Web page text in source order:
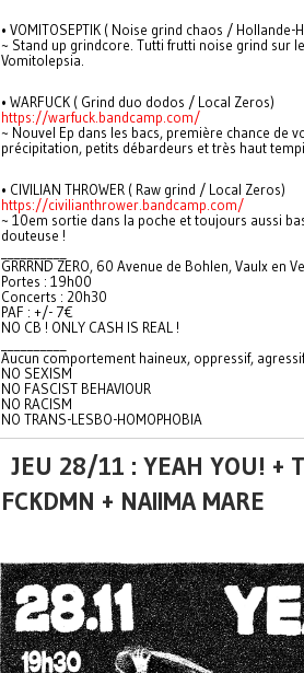
• VOMITOSEPTIK ( Noise grind chaos / Hollande-
~ Stand up grindcore. Tutti frutti noise grind sur
Vomitolepsia.
• WARFUCK ( Grind duo dodos / Local Zeros)
https://warfuck.bandcamp.com/
~ Nouvel Ep dans les bacs, première chance de
précipitation, petits débardeurs et très haut
• CIVILIAN THROWER ( Raw grind / Local Zeros)
https://civilianthrower.bandcamp.com/
~ 10em sortie dans la poche et toujours aussi
douteuse !
GRRRND ZERO, 60 Avenue de Bohlen, Vaulx en
Portes : 19h00
Concerts : 20h30
PAF : +/- 7€
NO CB ! ONLY CASH IS REAL !
Aucun comportement haineux, oppressif,
NO SEXISM
NO FASCIST BEHAVIOUR
NO RACISM
NO TRANS-LESBO-HOMOPHOBIA
JEU 28/11 : YEAH YOU! +
FCKDMN + NAIIMA MARE